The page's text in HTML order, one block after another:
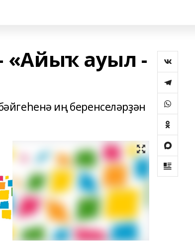
ауыл -
иң беренселәрҙән